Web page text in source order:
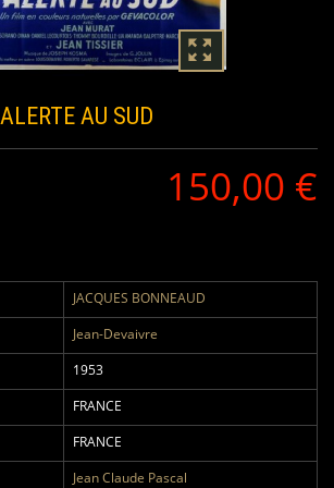
ALERTE AU SUD
150,00 €
JACQUES BONNEAUD
Jean-Devaivre
1953
FRANCE
FRANCE
Jean Claude Pascal